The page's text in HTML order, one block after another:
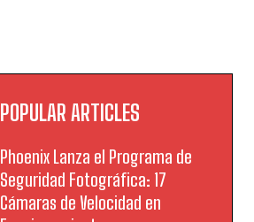
POPULAR ARTICLES
Phoenix Lanza el Programa de
Seguridad Fotográfica: 17
Cámaras de Velocidad en